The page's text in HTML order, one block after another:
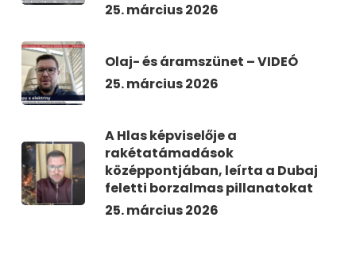
25. március 2026
Olaj- és áramszünet – VIDEÓ
25. március 2026
A Hlas képviselője a
rakétatámadások
középpontjában, leírta a Dubaj
feletti borzalmas pillanatokat
25. március 2026